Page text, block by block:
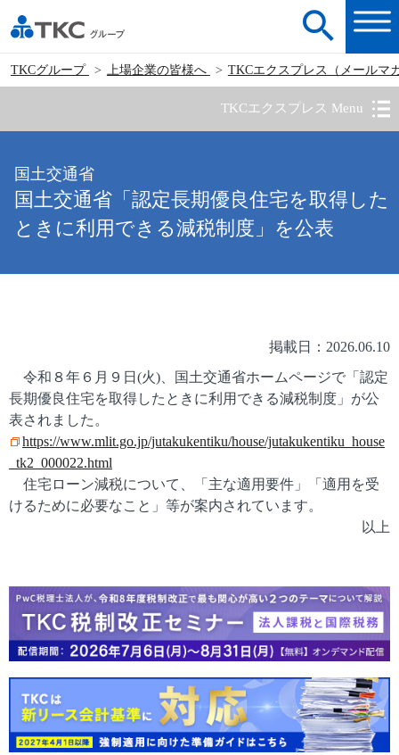
TKCグループ 上場企業の皆様へ TKCエクスプレス（メールマ
TKCエクスプレス Menu
国土交通省
国土交通省「認定長期優良住宅を取得した
ときに利用できる減税制度」を公表
掲載日：2026.06.10
令和８年６月９日(火)、国土交通省ホームページで「認定
長期優良住宅を取得したときに利用できる減税制度」が公
表されました。
https://www.mlit.go.jp/jutakukentiku/house/jutakukentiku_house
_tk2_000022.html
住宅ローン減税について、「主な適用要件」「適用を受
けるために必要なこと」等が案内されています。
以上